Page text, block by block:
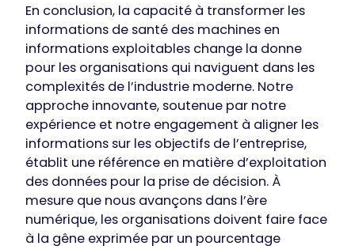
Our companies
I-CARE GROUP
I-CARE ELECTRONICS
SDT ULTRASOUND
TECHNICAL ASSOCIATES
En conclusion, la capacité à transformer les
informations de santé des machines en
informations exploitables change la donne
pour les organisations qui naviguent dans les
complexités de l’industrie moderne. Notre
approche innovante, soutenue par notre
expérience et notre engagement à aligner les
informations sur les objectifs de l’entreprise,
établit une référence en matière d’exploitation
des données pour la prise de décision. À
mesure que nous avançons dans l’ère
numérique, les organisations doivent faire face
à la gêne exprimée par un pourcentage